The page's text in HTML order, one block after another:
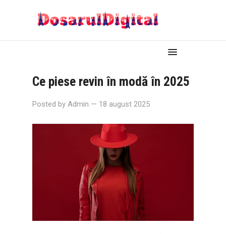
Ce piese revin în modă în 2025
Posted by Admin — 18 august 2025